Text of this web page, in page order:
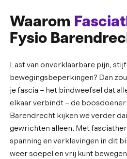
Waarom
Fysio
Last van onverklaarbare pijn,
bewegingsbeperkingen? Dan
je fascia – het bindweefsel dat
elkaar verbindt – de boosdoener
Barendrecht kijken we verder
gewrichten alleen. Met
spanning en verklevingen in dit
weer soepel en vrij kunt